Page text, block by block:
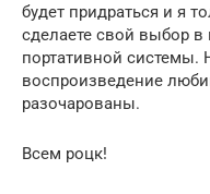
будет придраться и я
сделаете свой выбор в
портативной системы.
воспроизведение
разочарованы.
Всем роцк!